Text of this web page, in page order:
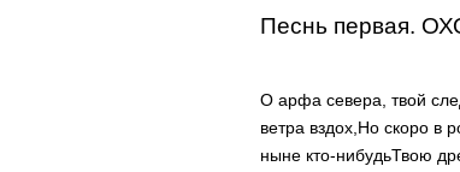
Песнь первая.
О арфа севера, твой
ветра вздох, Но скоро в
ныне кто-нибудьТвою